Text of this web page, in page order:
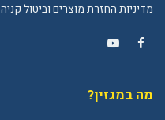
מדיניות החזרת מוצרים וביטול קניה
מה במגזין?